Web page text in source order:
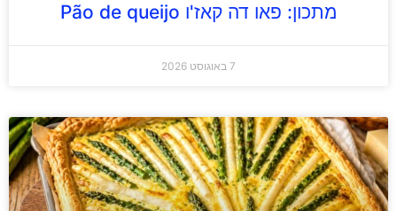
מתכון: פאו דה קאז'ו Pão de queijo
7 באוגוסט 2026